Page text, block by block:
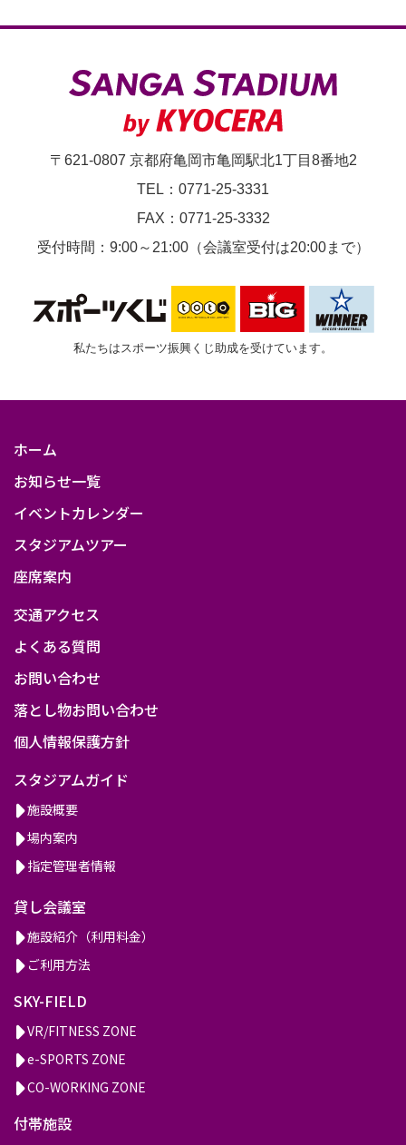
〒621-0807 京都府亀岡市亀岡駅北1丁目8番地2
TEL：0771-25-3331
FAX：0771-25-3332
受付時間：9:00～21:00（会議室受付は20:00まで）
私たちはスポーツ振興くじ助成を受けています。
ホーム
お知らせ一覧
イベントカレンダー
スタジアムツアー
座席案内
交通アクセス
よくある質問
お問い合わせ
落とし物お問い合わせ
個人情報保護方針
スタジアムガイド
施設概要
場内案内
指定管理者情報
貸し会議室
施設紹介（利用料金）
ご利用方法
SKY-FIELD
VR/FITNESS ZONE
e-SPORTS ZONE
CO-WORKING ZONE
付帯施設